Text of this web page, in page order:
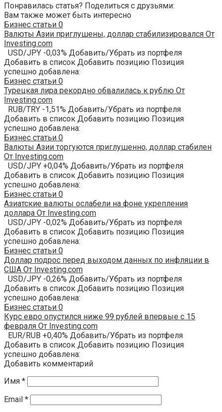
Понравилась статья? Поделиться с друзьями:
Вам также может быть интересно
Бизнес статьи 0
Валюты Азии приглушены, доллар стабилизировался От
Investing.com
USD/JPY -0,03% Добавить/Убрать из портфеля
Добавить в список Добавить позицию Позиция
успешно добавлена:
Бизнес статьи 0
Турецкая лира рекордно обвалилась к рублю От
Investing.com
RUB/TRY -1,51% Добавить/Убрать из портфеля
Добавить в список Добавить позицию Позиция
успешно добавлена:
Бизнес статьи 0
Валюты Азии торгуются приглушенно, доллар стабилен
От Investing.com
USD/JPY +0,04% Добавить/Убрать из портфеля
Добавить в список Добавить позицию Позиция
успешно добавлена:
Бизнес статьи 0
Азиатские валюты ослабели на фоне укрепления
доллара От Investing.com
USD/JPY -0,02% Добавить/Убрать из портфеля
Добавить в список Добавить позицию Позиция
успешно добавлена:
Бизнес статьи 0
Доллар подрос перед выходом данных по инфляции в
США От Investing.com
USD/JPY -0,26% Добавить/Убрать из портфеля
Добавить в список Добавить позицию Позиция
успешно добавлена:
Бизнес статьи 0
Курс евро опустился ниже 99 рублей впервые с 15
февраля От Investing.com
EUR/RUB +0,40% Добавить/Убрать из портфеля
Добавить в список Добавить позицию Позиция
успешно добавлена:
Добавить комментарий
Имя *
Email *